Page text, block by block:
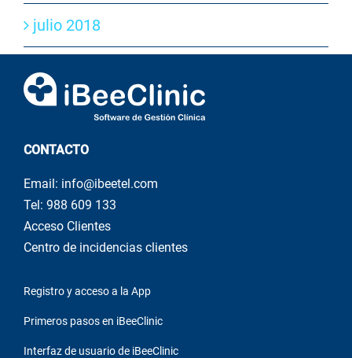
julio 2018
CONTACTO
Email: info@ibeetel.com
Tel: 988 609 133
Acceso Clientes
Centro de incidencias clientes
Registro y acceso a la App
Primeros pasos en iBeeClinic
Interfaz de usuario de iBeeClinic